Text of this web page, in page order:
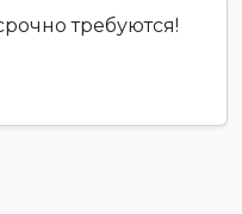
требуются!